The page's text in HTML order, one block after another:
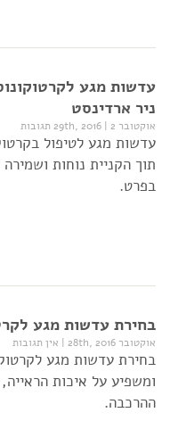
עדשות מגע
ניר ארדינסט
אוקטובר 29th, 2016 | 2 תגובות
עדשות מגע לטיפול
תוך הקניית נוחות
בפרט.
בחירת עדשות מגע
אוקטובר 28th, 2016 | אין תגובות
בחירת עדשות מגע
ומשפיע על איכות
ההרכבה.